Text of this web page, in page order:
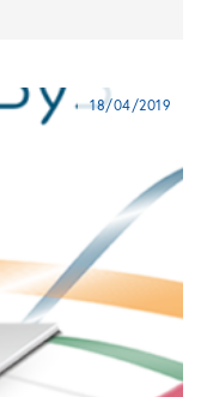
18/04/2019